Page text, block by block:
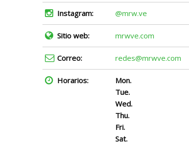
Instagram: @mrw.ve
Sitio web: mrwve.com
Correo: redes@mrwve.com
Horarios: Mon.
Tue.
Wed.
Thu.
Fri.
Sat.